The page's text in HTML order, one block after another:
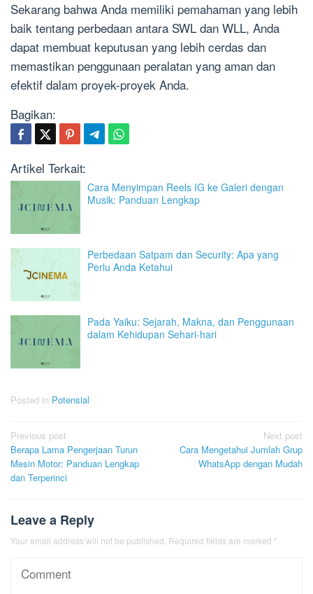
Sekarang bahwa Anda memiliki pemahaman yang lebih
baik tentang perbedaan antara SWL dan WLL, Anda
dapat membuat keputusan yang lebih cerdas dan
memastikan penggunaan peralatan yang aman dan
efektif dalam proyek-proyek Anda.
Bagikan:
Artikel Terkait:
Cara Menyimpan Reels IG ke Galeri dengan
Musik: Panduan Lengkap
Perbedaan Satpam dan Security: Apa yang
Perlu Anda Ketahui
Pada Yaiku: Sejarah, Makna, dan Penggunaan
dalam Kehidupan Sehari-hari
Posted in Potensial
Post
navigation
Previous post
Berapa Lama Pengerjaan Turun
Mesin Motor: Panduan Lengkap
dan Terperinci
Next post
Cara Mengetahui Jumlah Grup
WhatsApp dengan Mudah
Leave a Reply
Your email address will not be published. Required fields are marked *